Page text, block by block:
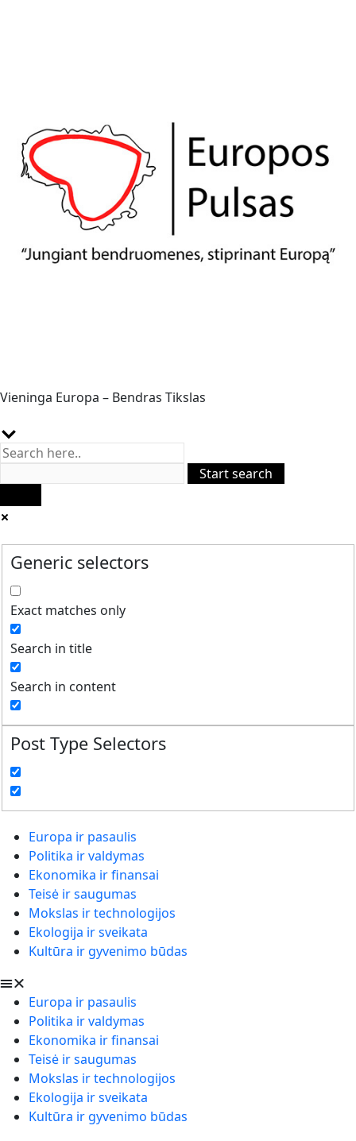
Vieninga Europa – Bendras Tikslas
Generic selectors
Exact matches only
Search in title
Search in content
Post Type Selectors
Europa ir pasaulis
Politika ir valdymas
Ekonomika ir finansai
Teisė ir saugumas
Mokslas ir technologijos
Ekologija ir sveikata
Kultūra ir gyvenimo būdas
Europa ir pasaulis
Politika ir valdymas
Ekonomika ir finansai
Teisė ir saugumas
Mokslas ir technologijos
Ekologija ir sveikata
Kultūra ir gyvenimo būdas